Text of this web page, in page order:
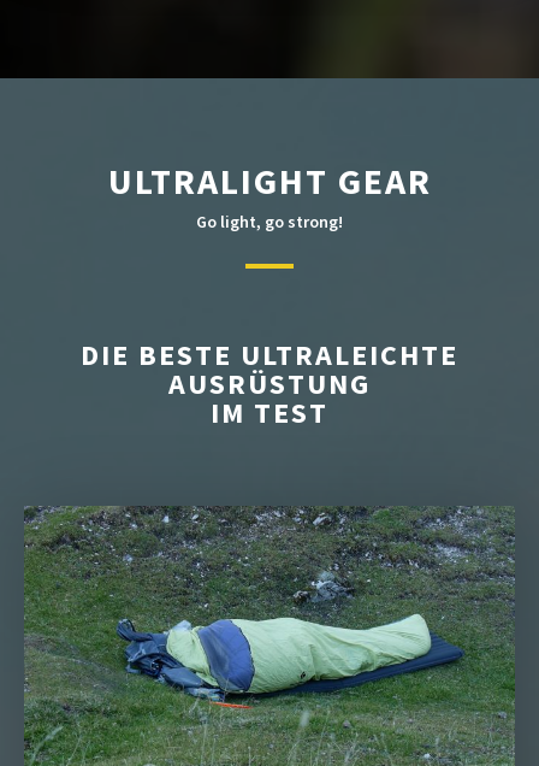
ULTRALIGHT GEAR
Go light, go strong!
DIE BESTE ULTRALEICHTE
AUSRÜSTUNG
IM TEST